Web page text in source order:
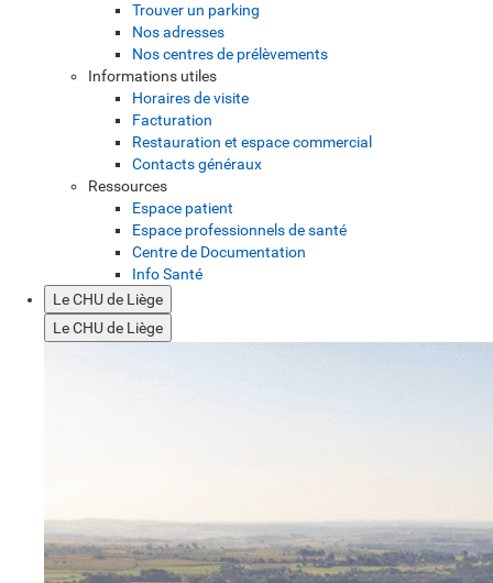
Trouver un parking
Nos adresses
Nos centres de prélèvements
Informations utiles
Horaires de visite
Facturation
Restauration et espace commercial
Contacts généraux
Ressources
Espace patient
Espace professionnels de santé
Centre de Documentation
Info Santé
Le CHU de Liège
Le CHU de Liège